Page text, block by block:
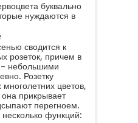
буквально
нуждаются в
сводится к
розеток, причем в
небольшими
Розетку
многолетних цветов,
прикрывает
перегноем.
функций: